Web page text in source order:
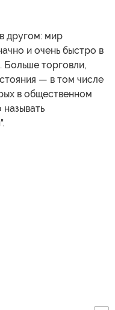
другом: мир
и очень быстро в
торговли,
— в том числе
в общественном